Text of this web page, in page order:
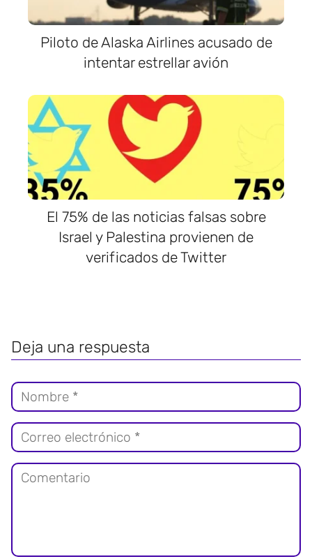
Piloto de Alaska Airlines acusado de
intentar estrellar avión
El 75% de las noticias falsas sobre
Israel y Palestina provienen de
verificados de Twitter
Deja una respuesta